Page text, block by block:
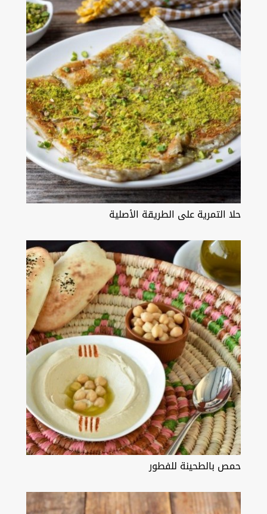
حلا التمرية على الطريقة الأصلية
حمص بالطحينة للفطور